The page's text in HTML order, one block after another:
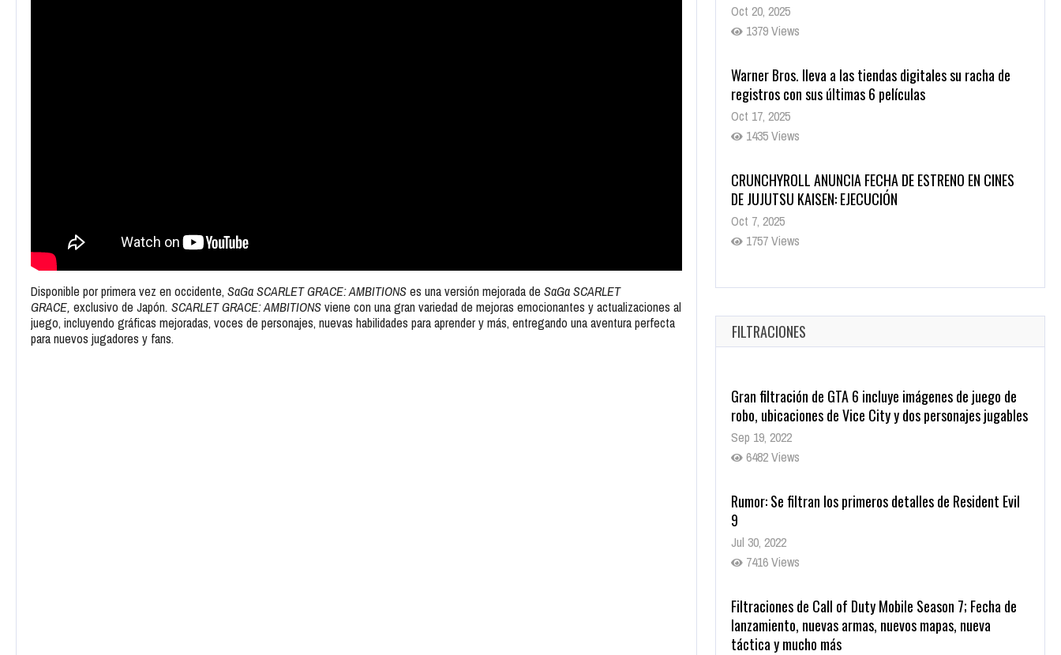
Disponible por primera vez en occidente, SaGa SCARLET GRACE: AMBITIONSes una versión mejorada de SaGa SCARLET
GRACE, exclusivo de Japón. SCARLET GRACE: AMBITIONSviene con una gran variedad de mejoras emocionantes y actualizaciones al
juego, incluyendo gráficas mejoradas, voces de personajes, nuevas habilidades para aprender y más, entregando una aventura perfecta
para nuevos jugadores y fans.
Oct 17, 2025
1435 Views
CRUNCHYROLL ANUNCIA FECHA DE ESTRENO EN CINES
DE JUJUTSU KAISEN: EJECUCIÓN
Oct 7, 2025
1757 Views
5 Películas de Terror Basadas en la Vida Real que te
Helarán la Sangre
Oct 22, 2025
1337 Views
Revive el terror: El conjuro 4: Últimos ritos ya está
Oct 20, 2025
1379 Views
FILTRACIONES
Gran filtración de GTA 6 incluye imágenes de juego de
robo, ubicaciones de Vice City y dos personajes jugables
Sep 19, 2022
6482 Views
Rumor: Se filtran los primeros detalles de Resident Evil
9
Jul 30, 2022
7416 Views
Filtraciones de Call of Duty Mobile Season 7; Fecha de
lanzamiento, nuevas armas, nuevos mapas, nueva
táctica y mucho más